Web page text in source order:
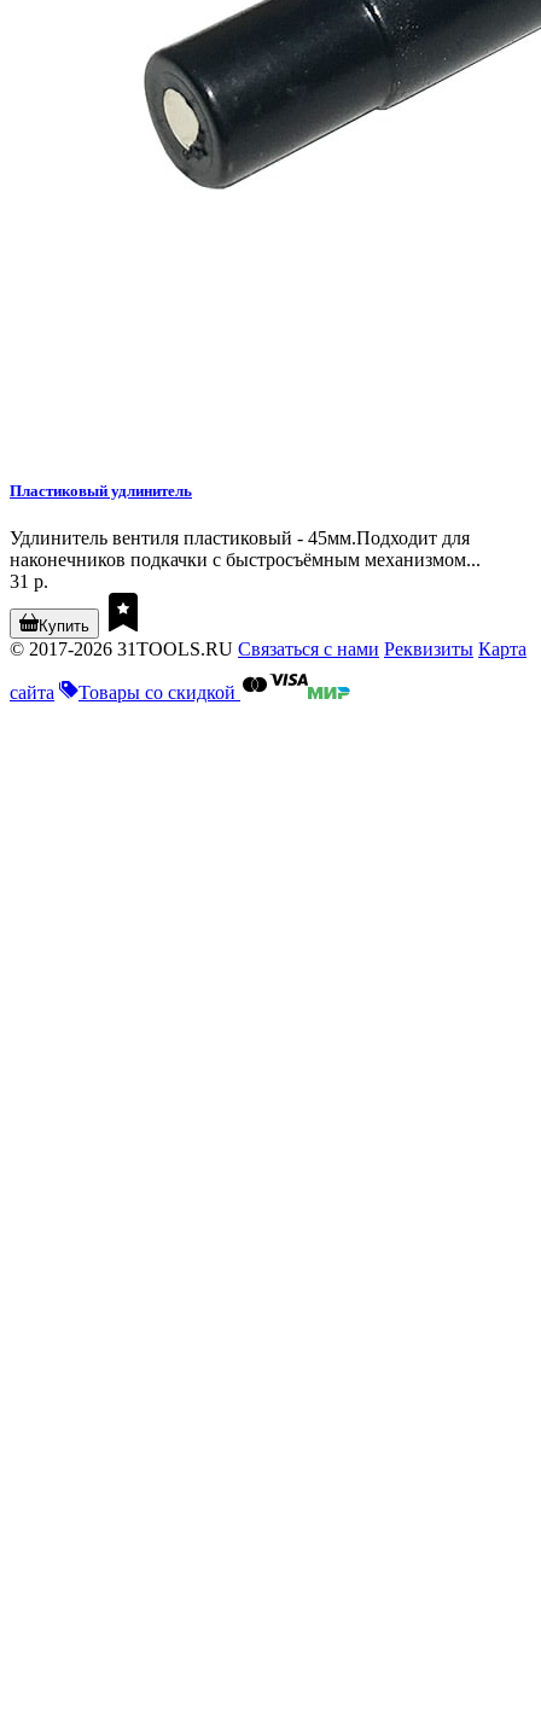
Пластиковый удлинитель
Удлинитель вентиля пластиковый - 45мм.Подходит для
наконечников подкачки с быстросъёмным механизмом...
31 р.
Купить
© 2017-2026 31TOOLS.RU Связаться с нами Реквизиты Карта
сайта Товары со скидкой